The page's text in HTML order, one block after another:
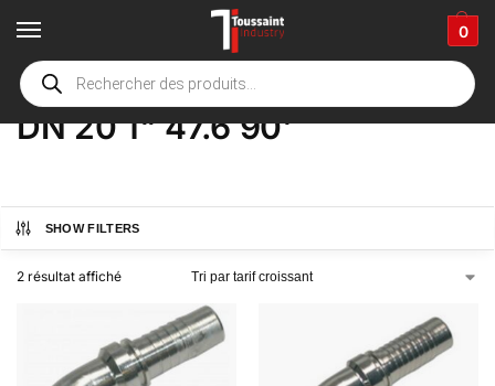
0
Accueil boutique / Product Options
DN 20 1" 47.6 90'
SHOW FILTERS
2 résultat affiché